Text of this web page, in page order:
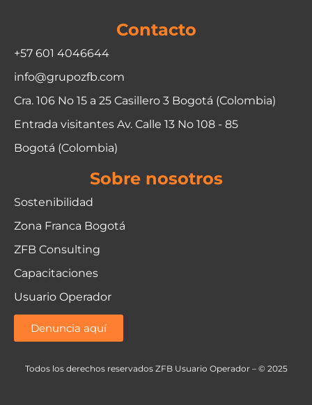
Contacto
+57 601 4046644
info@grupozfb.com
Cra. 106 No 15 a 25 Casillero 3 Bogotá (Colombia)
Entrada visitantes Av. Calle 13 No 108 - 85
Bogotá (Colombia)
Sobre nosotros
Sostenibilidad
Zona Franca Bogotá
ZFB Consulting
Capacitaciones
Usuario Operador
Denuncia aquí
Todos los derechos reservados ZFB Usuario Operador – © 2025